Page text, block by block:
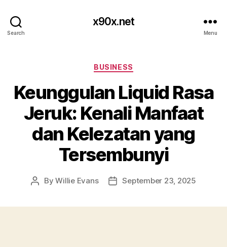
Search
x90x.net
Menu
Categories
BUSINESS
Keunggulan Liquid Rasa
Jeruk: Kenali Manfaat
dan Kelezatan yang
Tersembunyi
PostByWillie Evans
PostSeptember 23, 2025